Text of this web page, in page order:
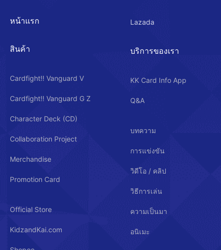
หน้าแรก
สินค้า
Cardfight!! Vanguard V
Cardfight!! Vanguard G Z
Character Deck (CD)
Collaboration Project
Merchandise
Promotion Card
Official Store
KidzandKai.com
Lazada
บริการของเรา
KK Card Info App
Q&A
บทความ
การแข่งขัน
วิดีโอ / คลิป
วิธีการเล่น
ความเป็นมา
อนิเมะ